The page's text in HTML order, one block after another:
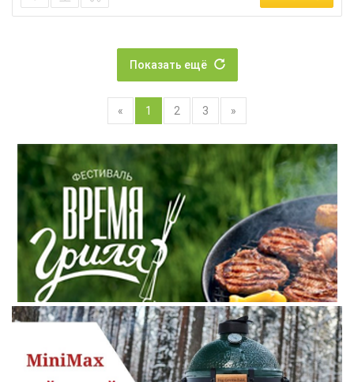
Показать ещё
« 1 2 3 »